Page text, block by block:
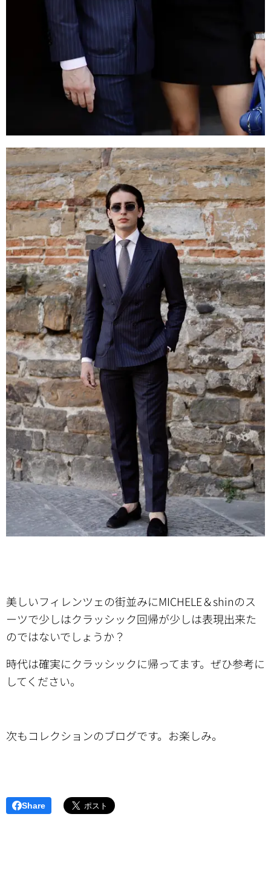
美しいフィレンツェの街並みにMICHELE＆shinのス
ーツで少しはクラッシック回帰が少しは表現出来た
のではないでしょうか？
時代は確実にクラッシックに帰ってます。ぜひ参考に
してください。
次もコレクションのブログです。お楽しみ。
Share